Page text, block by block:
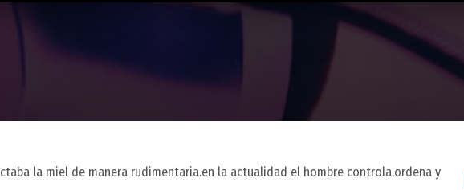
la miel de manera rudimentaria.en la actualidad el hombre controla,ordena y